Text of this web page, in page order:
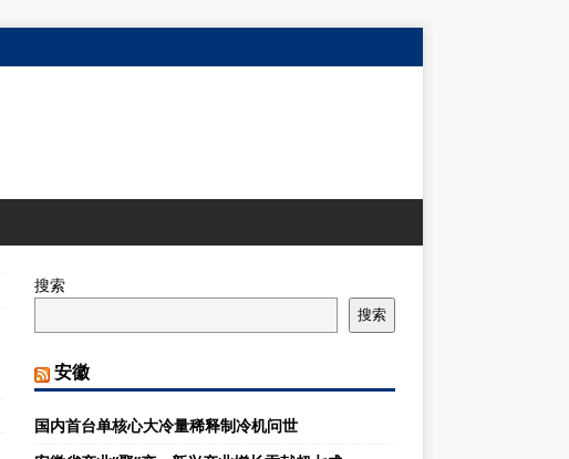
搜索
搜索
安徽
国内首台单核心大冷量稀释制冷机问世